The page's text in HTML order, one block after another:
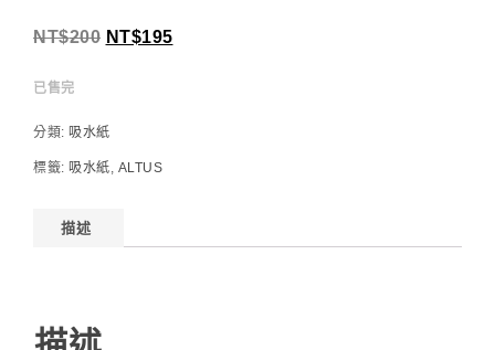
NT$200 NT$195
已售完
分類: 吸水紙
標籤: 吸水紙, ALTUS
描述